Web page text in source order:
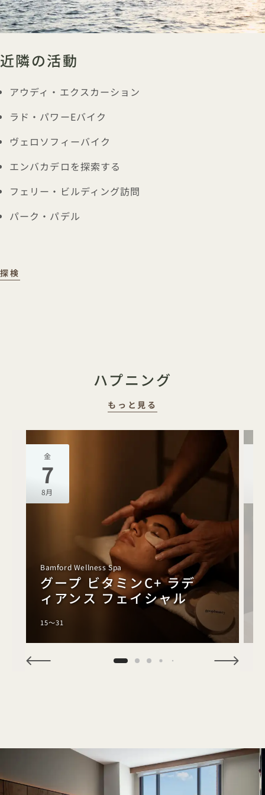
近隣の活動
アウディ・エクスカーション
ラド・パワーEバイク
ヴェロソフィーバイク
エンバカデロを探索する
フェリー・ビルディング訪問
パーク・パデル
探検
ハプニング
もっと見る
金
7
8月
Bamford Wellness Spa
グープ ビタミンC+ ラデ
ィアンス フェイシャル
15～31